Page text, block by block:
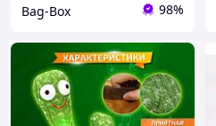
Bag-Box 98%